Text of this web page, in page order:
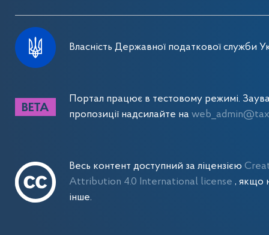
Власність Державної податкової служби
Портал працює в тестовому режимі.
пропозиції надсилайте на
Весь контент доступний за ліцензією
Attribution 4.0 International license , якщо
інше.